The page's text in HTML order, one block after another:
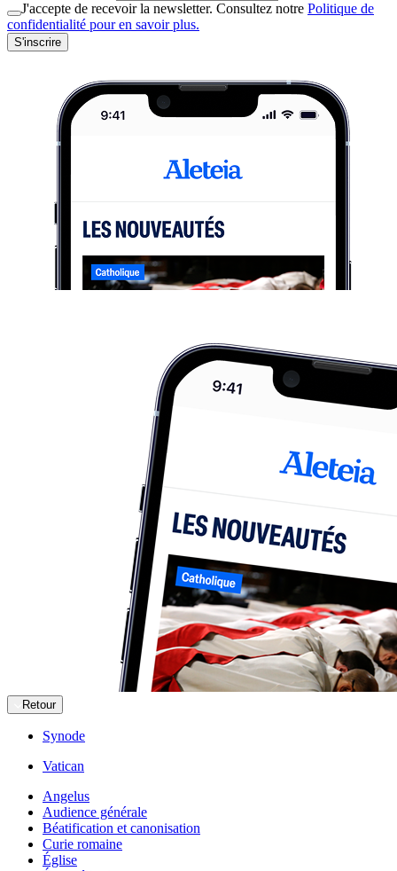
J'accepte de recevoir la newsletter. Consultez notre Politique de
confidentialité pour en savoir plus.
S'inscrire
Retour
Synode
Vatican
Angelus
Audience générale
Béatification et canonisation
Curie romaine
Église